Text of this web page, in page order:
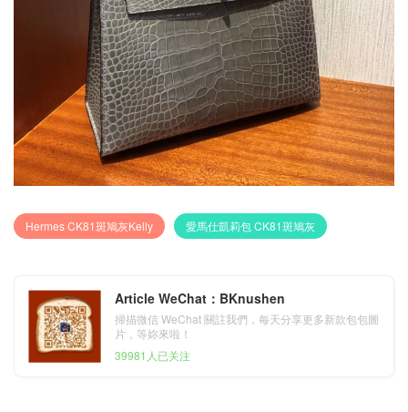
Hermes CK81斑鳩灰Kelly 愛馬仕凱莉包 CK81斑鳩灰
Article WeChat：BKnushen
掃描微信 WeChat 關註我們，每天分享更多新款包包圖
片，等妳來啦！
39981人已关注